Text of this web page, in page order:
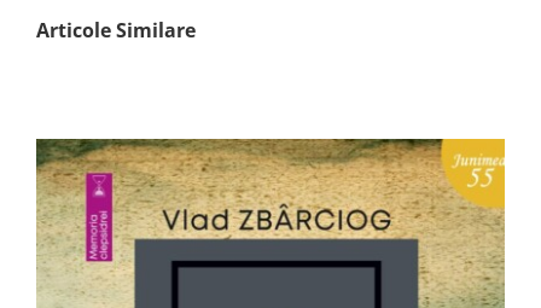
Articole Similare